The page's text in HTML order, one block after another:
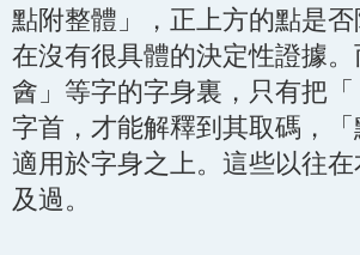
點附整體」，正上方的點是
在沒有很具體的決定性證據。
酓」等字的字身裏，只有把「
字首，才能解釋到其取碼，
適用於字身之上。這些以往
及過。